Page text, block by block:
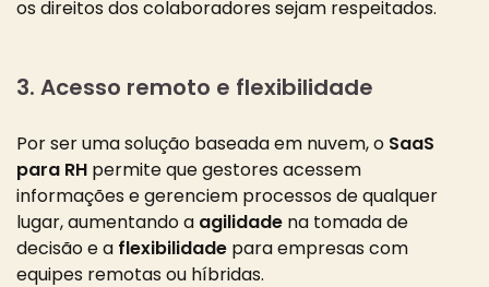
os direitos dos colaboradores sejam respeitados.
3. Acesso remoto e flexibilidade
Por ser uma solução baseada em nuvem, o SaaS
para RH permite que gestores acessem
informações e gerenciem processos de qualquer
lugar, aumentando a agilidade na tomada de
decisão e a flexibilidade para empresas com
equipes remotas ou híbridas.